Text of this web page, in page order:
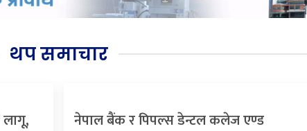
थप समाचार
लागू,
नेपाल बैंक र पिपल्स डेन्टल कलेज एण्ड